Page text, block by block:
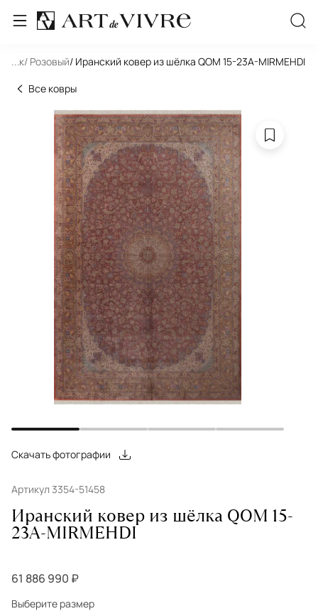
... / Розовый/ Иранский ковер из шёлка QOM 15-23A-MIRMEHDI
Все ковры
Скачать фотографии
Артикул 3354-51458
Иранский ковер из шёлка QOM 15-
23A-MIRMEHDI
61 886 990 ₽
Выберите размер